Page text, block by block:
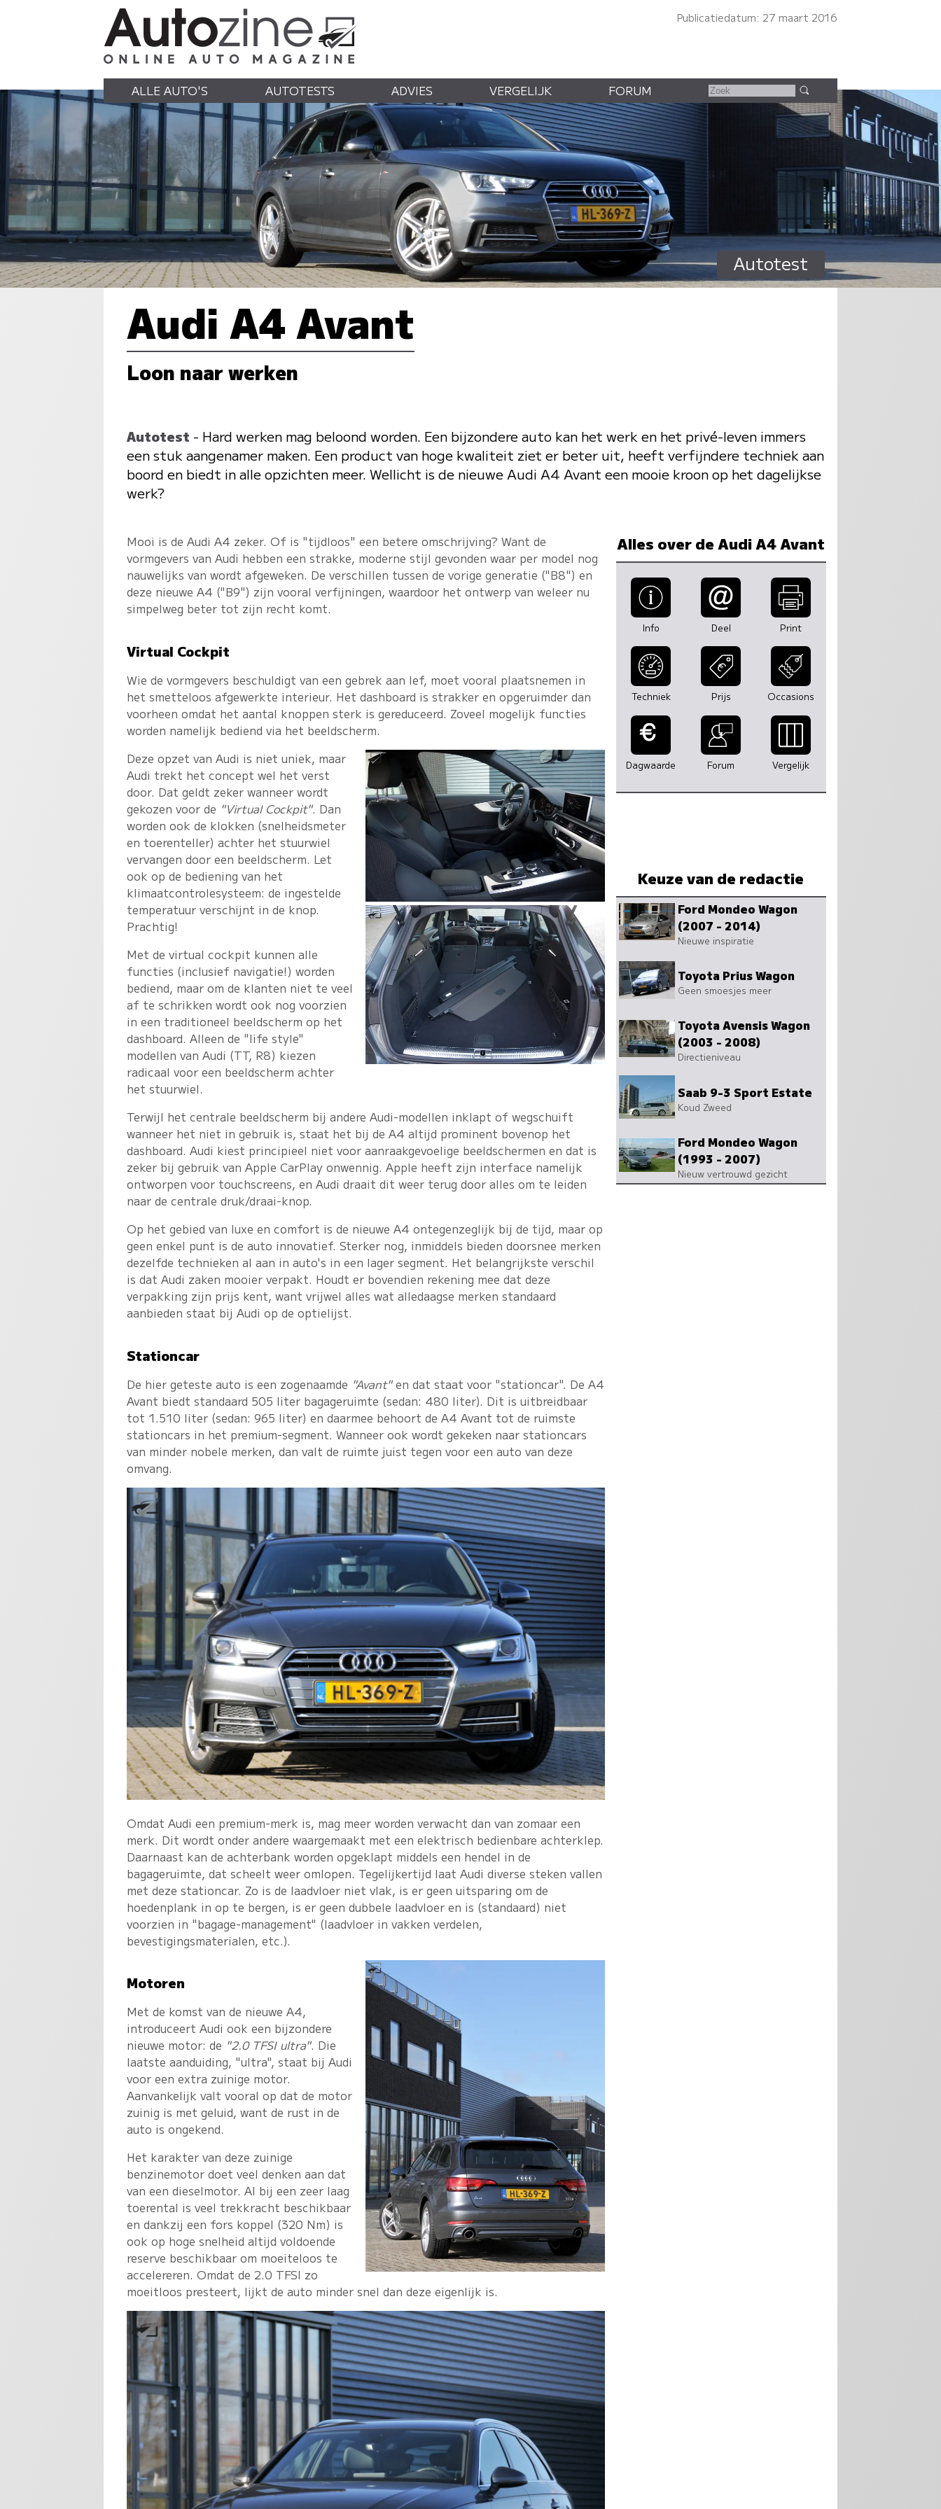
Publicatiedatum: 27 maart 2016
ALLE AUTO'S AUTOTESTS ADVIES VERGELIJK FORUM
Autotest
Audi A4 Avant
Loon naar werken
Autotest - Hard werken mag beloond worden. Een bijzondere auto kan het werk en het privé-leven immers
een stuk aangenamer maken. Een product van hoge kwaliteit ziet er beter uit, heeft verfijndere techniek aan
boord en biedt in alle opzichten meer. Wellicht is de nieuwe Audi A4 Avant een mooie kroon op het dagelijkse
werk?
Mooi is de Audi A4 zeker. Of is "tijdloos" een betere omschrijving? Want de
vormgevers van Audi hebben een strakke, moderne stijl gevonden waar per model nog
nauwelijks van wordt afgeweken. De verschillen tussen de vorige generatie ("B8") en
deze nieuwe A4 ("B9") zijn vooral verfijningen, waardoor het ontwerp van weleer nu
simpelweg beter tot zijn recht komt.
Virtual Cockpit
Wie de vormgevers beschuldigt van een gebrek aan lef, moet vooral plaatsnemen in
het smetteloos afgewerkte interieur. Het dashboard is strakker en opgeruimder dan
voorheen omdat het aantal knoppen sterk is gereduceerd. Zoveel mogelijk functies
worden namelijk bediend via het beeldscherm.
Deze opzet van Audi is niet uniek, maar
Audi trekt het concept wel het verst
door. Dat geldt zeker wanneer wordt
gekozen voor de "Virtual Cockpit". Dan
worden ook de klokken (snelheidsmeter
en toerenteller) achter het stuurwiel
vervangen door een beeldscherm. Let
ook op de bediening van het
klimaatcontrolesysteem: de ingestelde
temperatuur verschijnt in de knop.
Prachtig!
Met de virtual cockpit kunnen alle
functies (inclusief navigatie!) worden
bediend, maar om de klanten niet te veel
af te schrikken wordt ook nog voorzien
in een traditioneel beeldscherm op het
dashboard. Alleen de "life style"
modellen van Audi (TT, R8) kiezen
radicaal voor een beeldscherm achter
het stuurwiel.
Terwijl het centrale beeldscherm bij andere Audi-modellen inklapt of wegschuift
wanneer het niet in gebruik is, staat het bij de A4 altijd prominent bovenop het
dashboard. Audi kiest principieel niet voor aanraakgevoelige beeldschermen en dat is
zeker bij gebruik van Apple CarPlay onwennig. Apple heeft zijn interface namelijk
ontworpen voor touchscreens, en Audi draait dit weer terug door alles om te leiden
naar de centrale druk/draai-knop.
Op het gebied van luxe en comfort is de nieuwe A4 ontegenzeglijk bij de tijd, maar op
geen enkel punt is de auto innovatief. Sterker nog, inmiddels bieden doorsnee merken
dezelfde technieken al aan in auto's in een lager segment. Het belangrijkste verschil
is dat Audi zaken mooier verpakt. Houdt er bovendien rekening mee dat deze
verpakking zijn prijs kent, want vrijwel alles wat alledaagse merken standaard
aanbieden staat bij Audi op de optielijst.
Stationcar
De hier geteste auto is een zogenaamde "Avant"en dat staat voor "stationcar". De A4
Avant biedt standaard 505 liter bagageruimte (sedan: 480 liter). Dit is uitbreidbaar
tot 1.510 liter (sedan: 965 liter) en daarmee behoort de A4 Avant tot de ruimste
stationcars in het premium-segment. Wanneer ook wordt gekeken naar stationcars
van minder nobele merken, dan valt de ruimte juist tegen voor een auto van deze
omvang.
Omdat Audi een premium-merk is, mag meer worden verwacht dan van zomaar een
merk. Dit wordt onder andere waargemaakt met een elektrisch bedienbare achterklep.
Daarnaast kan de achterbank worden opgeklapt middels een hendel in de
bagageruimte, dat scheelt weer omlopen. Tegelijkertijd laat Audi diverse steken vallen
met deze stationcar. Zo is de laadvloer niet vlak, is er geen uitsparing om de
hoedenplank in op te bergen, is er geen dubbele laadvloer en is (standaard) niet
voorzien in "bagage-management" (laadvloer in vakken verdelen,
bevestigingsmaterialen, etc.).
Motoren
Met de komst van de nieuwe A4,
introduceert Audi ook een bijzondere
nieuwe motor: de "2.0 TFSI ultra". Die
laatste aanduiding, "ultra", staat bij Audi
voor een extra zuinige motor.
Aanvankelijk valt vooral op dat de motor
zuinig is met geluid, want de rust in de
auto is ongekend.
Het karakter van deze zuinige
benzinemotor doet veel denken aan dat
van een dieselmotor. Al bij een zeer laag
toerental is veel trekkracht beschikbaar
en dankzij een fors koppel (320 Nm) is
ook op hoge snelheid altijd voldoende
reserve beschikbaar om moeiteloos te
accelereren. Omdat de 2.0 TFSI zo
moeitloos presteert, lijkt de auto minder snel dan deze eigenlijk is.
Alles over de Audi A4 Avant
Info Deel Print
Techniek Prijs Occasions
Dagwaarde Forum Vergelijk
Keuze van de redactie
Ford Mondeo Wagon
(2007 - 2014)
Nieuwe inspiratie
Toyota Prius Wagon
Geen smoesjes meer
Toyota Avensis Wagon
(2003 - 2008)
Directieniveau
Saab 9-3 Sport Estate
Koud Zweed
Ford Mondeo Wagon
(1993 - 2007)
Nieuw vertrouwd gezicht